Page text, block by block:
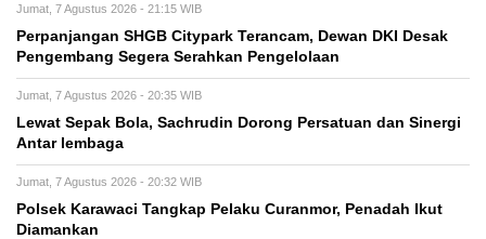
Jumat, 7 Agustus 2026 - 21:15 WIB
Perpanjangan SHGB Citypark Terancam, Dewan DKI Desak
Pengembang Segera Serahkan Pengelolaan
Jumat, 7 Agustus 2026 - 20:35 WIB
Lewat Sepak Bola, Sachrudin Dorong Persatuan dan Sinergi
Antar lembaga
Jumat, 7 Agustus 2026 - 20:32 WIB
Polsek Karawaci Tangkap Pelaku Curanmor, Penadah Ikut
Diamankan